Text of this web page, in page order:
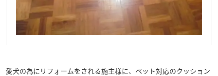
愛犬の為にリフォームをされる施主様に、ペット対応のクッション